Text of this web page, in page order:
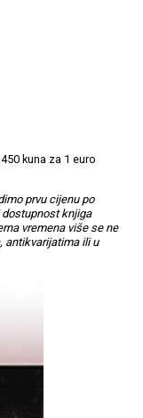
kuna za 1 euro
prvu cijenu po
knjiga
vremena više se ne
antikvarijatima ili u